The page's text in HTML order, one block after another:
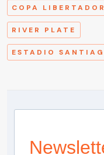
COPA
RIVER PLATE
ESTADIO